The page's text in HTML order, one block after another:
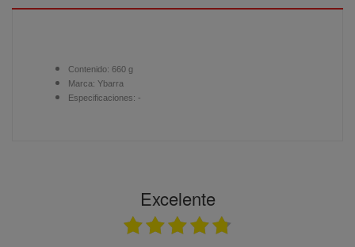
Contenido: 660 g
Marca: Ybarra
Especificaciones: -
Excelente